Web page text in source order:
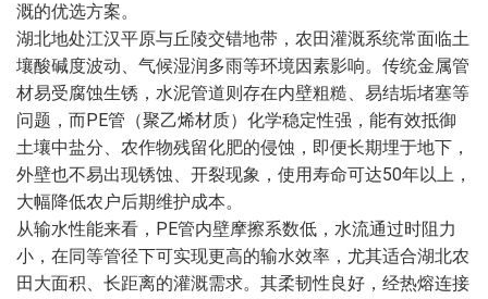
溉的优选方案。
湖北地处江汉平原与丘陵交错地带，农田灌溉系统常面临土
壤酸碱度波动、气候湿润多雨等环境因素影响。传统金属管
材易受腐蚀生锈，水泥管道则存在内壁粗糙、易结垢堵塞等
问题，而PE管（聚乙烯材质）化学稳定性强，能有效抵御
土壤中盐分、农作物残留化肥的侵蚀，即便长期埋于地下，
外壁也不易出现锈蚀、开裂现象，使用寿命可达50年以上，
大幅降低农户后期维护成本。
从输水性能来看，PE管内壁摩擦系数低，水流通过时阻力
小，在同等管径下可实现更高的输水效率，尤其适合湖北农
田大面积、长距离的灌溉需求。其柔韧性良好，经热熔连接